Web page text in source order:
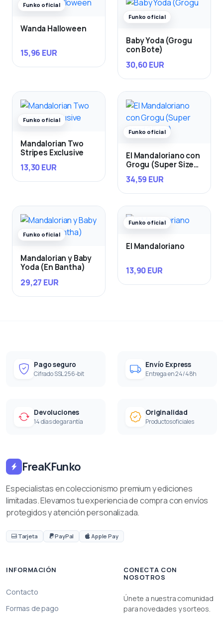
Funko oficial
Wanda Halloween
15,96 EUR
Funko oficial
Baby Yoda (Grogu
con Bote)
30,60 EUR
Funko oficial
Mandalorian Two
Stripes Exclusive
13,30 EUR
Funko oficial
El Mandaloriano con
Grogu (Super Sized
34,59 EUR
Funko oficial
Mandalorian y Baby
Yoda (En Bantha)
29,27 EUR
Funko oficial
El Mandaloriano
13,90 EUR
Pago seguro
Cifrado SSL 256-bit
Envío Express
Entrega en 24/48h
Devoluciones
14 días de garantía
Originalidad
Productos oficiales
FreaKFunko
Especialistas en coleccionismo premium y ediciones
limitadas. Elevamos tu experiencia de compra con envíos
protegidos y atención personalizada.
Tarjeta PayPal Apple Pay
INFORMACIÓN
Contacto
Formas de pago
CONECTA CON
NOSOTROS
Únete a nuestra comunidad
para novedades y sorteos.